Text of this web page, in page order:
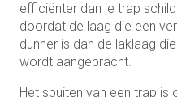
efficiënter dan je trap
doordat de laag die een
dunner is dan de laklaag
wordt aangebracht.
Het spuiten van een trap